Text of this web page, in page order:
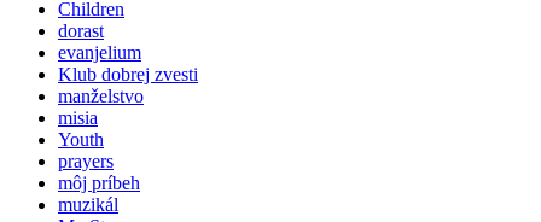
Children
dorast
evanjelium
Klub dobrej zvesti
manželstvo
misia
Youth
prayers
môj príbeh
muzikál